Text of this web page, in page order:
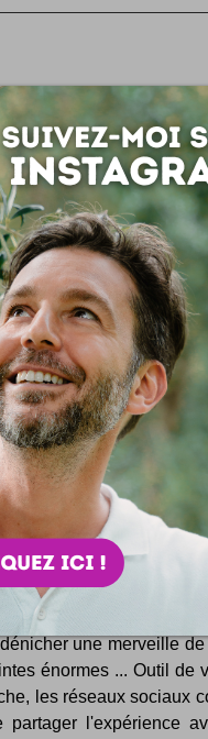
des guerriers en
web qui
et pas une solution à
pouvez avoir
Lundi matin.
et tartines trop
plus vite
ô traverse
écrabouiller par un
à la sortie de Gif-
découverte
PhoneHubs
une merveille
énormes ... Outil de
les réseaux sociaux
l'expérience